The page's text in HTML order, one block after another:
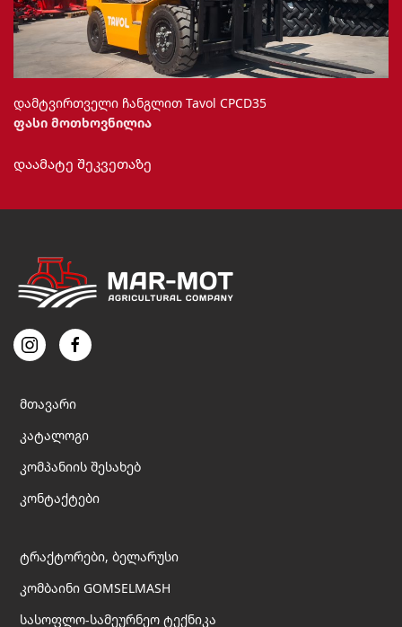
დამტვირთველი ჩანგლით Tavol CPCD35
ფასი მოთხოვნილია
დაამატე შეკვეთაზე
მთავარი
კატალოგი
კომპანიის შესახებ
კონტაქტები
ტრაქტორები, ბელარუსი
კომბაინი GOMSELMASH
სასოფლო-სამეურნეო ტექნიკა